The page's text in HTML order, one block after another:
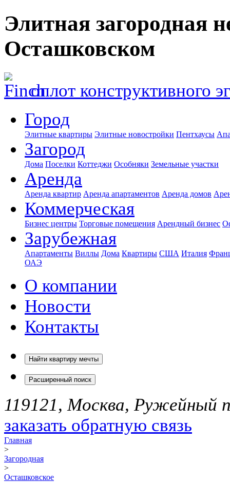
Элитная загородная
Осташковском
оплот конструктивного
Город
Элитные квартиры Элитные новостройки Пентхаусы
Загород
Дома Поселки Коттеджи Особняки Земельные участки
Аренда
Аренда квартир Аренда апартаментов Аренда домов
Коммерческая
Бизнес центры Торговые помещения Арендный бизнес
Зарубежная
Апартаменты Виллы Дома Квартиры США Италия
ОАЭ
О компании
Новости
Контакты
Найти квартиру мечты
Расширенный поиск
119121, Москва, Ружейный
заказать обратную связь
Главная
>
Загородная
>
Осташковское